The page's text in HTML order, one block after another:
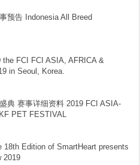
预告 Indonesia All Breed
the FCI FCI ASIA, AFRICA &
in Seoul, Korea.
典 赛事详细资料 2019 FCI ASIA-
PET FESTIVAL
18th Edition of SmartHeart presents
2019